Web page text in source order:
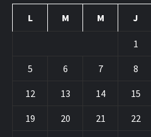
L M M J
1
5 6 7 8
12 13 14 15
19 20 21 22